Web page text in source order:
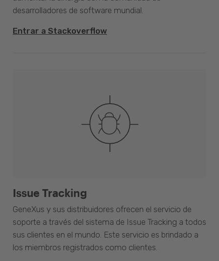
desarrolladores de software mundial.
Entrar a Stackoverflow
Issue Tracking
GeneXus y sus distribuidores ofrecen el servicio de
soporte a través del sistema de Issue Tracking a todos
sus clientes en el mundo. Este servicio es brindado a
los miembros registrados como clientes.